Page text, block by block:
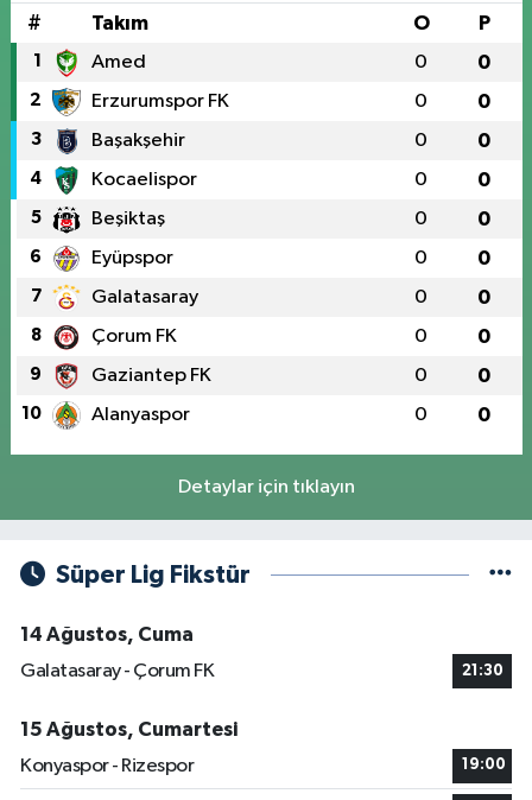
# Takım O P
1 Amed 0 0
2 Erzurumspor FK 0 0
3 Başakşehir 0 0
4 Kocaelispor 0 0
5 Beşiktaş 0 0
6 Eyüpspor 0 0
7 Galatasaray 0 0
8 Çorum FK 0 0
9 Gaziantep FK 0 0
10 Alanyaspor 0 0
Detaylar için tıklayın
Süper Lig Fikstür
14 Ağustos, Cuma
Galatasaray - Çorum FK
21:30
15 Ağustos, Cumartesi
Konyaspor - Rizespor
19:00